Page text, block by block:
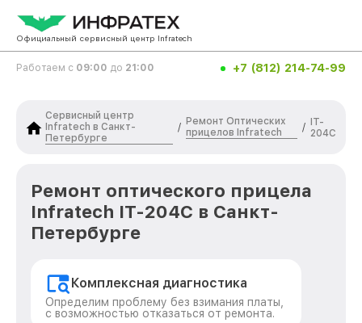
Официальный сервисный центр Infratech
Работаем с 09:00 до 21:00 +7 (812) 214-74-99
Сервисный центр
Infratech в Санкт-
Петербурге
/
Ремонт Оптических
прицелов Infratech
/ IT-
204C
Ремонт оптического прицела
Infratech IT-204C в Санкт-
Петербурге
Комплексная диагностика
Определим проблему без взимания платы,
с возможностью отказаться от ремонта.